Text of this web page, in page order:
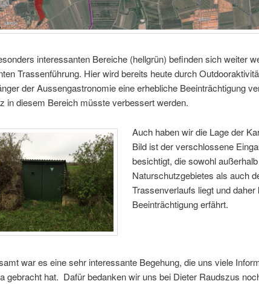
interessanten Bereiche (hellgrün) befinden sich weiter
Trassenführung. Hier wird bereits heute durch
der Aussengastronomie eine erhebliche Beeinträchtigung
in diesem Bereich müsste verbessert werden.
Auch haben wir die Lage der
Bild ist der verschlossene
besichtigt, die sowohl
Naturschutzgebietes als auch
Trassenverlaufs liegt und daher
Beeinträchtigung erfährt.
war es eine sehr interessante Begehung, die uns viele
gebracht hat. Dafür bedanken wir uns bei Dieter Raudszus